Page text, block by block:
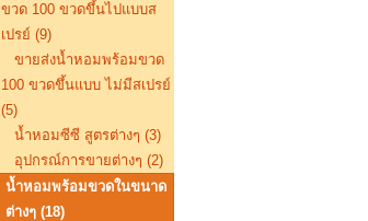
ขวด 100 ขวดขึ้นไปแบบส
เปรย์ (9)
ขายส่งน้ำหอมพร้อมขวด
100 ขวดขึ้นแบบ ไม่มีสเปรย์
(5)
น้ำหอมซีซี สูตรต่างๆ (3)
อุปกรณ์การขายต่างๆ (2)
น้ำหอมพร้อมขวดในขนาด
ต่างๆ (18)